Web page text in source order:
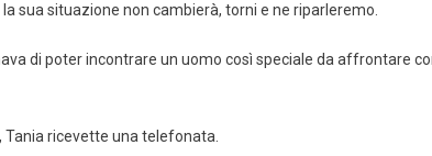
sua situazione non cambierà, torni e ne riparleremo.
di poter incontrare un uomo così speciale da affrontare
Tania ricevette una telefonata.